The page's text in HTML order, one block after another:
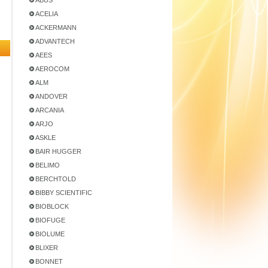
ACELIA
ACKERMANN
ADVANTECH
AEES
AEROCOM
ALM
ANDOVER
ARCANIA
ARJO
ASKLE
BAIR HUGGER
BELIMO
BERCHTOLD
BIBBY SCIENTIFIC
BIOBLOCK
BIOFUGE
BIOLUME
BLIXER
BONNET